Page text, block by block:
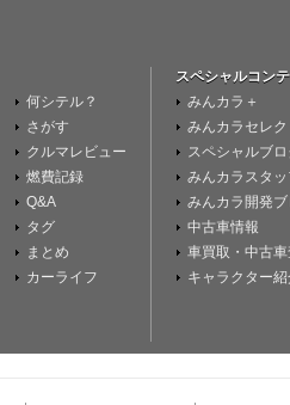
何シテル？
さがす
クルマレビュー
燃費記録
Q&A
タグ
まとめ
カーライフ
スペシャルコンテ
みんカラ＋
みんカラセレク
スペシャルブ
みんカラスタ
みんカラ開発
中古車情報
車買取・中古車
キャラクター